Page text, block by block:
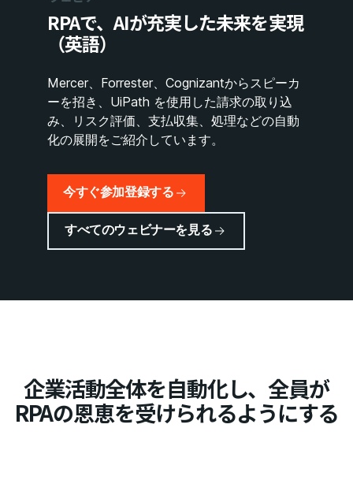
RPAで、AIが充実した未来を実現
（英語）​
Mercer、Forrester、Cognizantからスピーカ
ーを招き、UiPath を使用した請求の取り込
み、リスク評価、支払収集、処理などの自動
化の展開をご紹介しています。
今すぐ参加登録する
すべてのウェビナーを見る
企業活動全体を自動化し、全員が
RPAの恩恵を受けられるようにする​